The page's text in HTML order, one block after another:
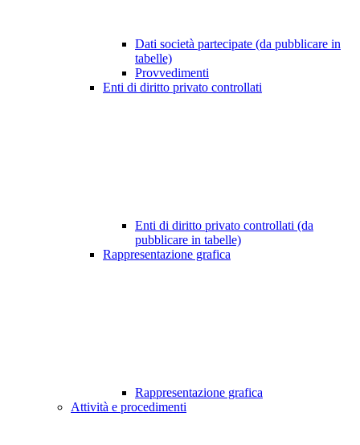
Dati società partecipate (da pubblicare in
tabelle)
Provvedimenti
Enti di diritto privato controllati
Enti di diritto privato controllati (da
pubblicare in tabelle)
Rappresentazione grafica
Rappresentazione grafica
Attività e procedimenti